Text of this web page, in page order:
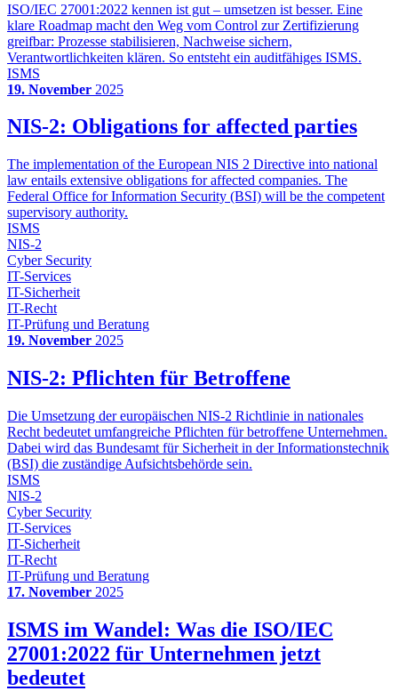
ISO/IEC 27001:2022 kennen ist gut – umsetzen ist besser. Eine
klare Roadmap macht den Weg vom Control zur Zertifizierung
greifbar: Prozesse stabilisieren, Nachweise sichern,
Verantwortlichkeiten klären. So entsteht ein auditfähiges ISMS.
ISMS
19. November 2025
NIS-2: Obligations for affected parties
The implementation of the European NIS 2 Directive into national
law entails extensive obligations for affected companies. The
Federal Office for Information Security (BSI) will be the competent
supervisory authority.
ISMS
NIS-2
Cyber Security
IT-Services
IT-Sicherheit
IT-Recht
IT-Prüfung und Beratung
19. November 2025
NIS-2: Pflichten für Betroffene
Die Umsetzung der europäischen NIS-2 Richtlinie in nationales
Recht bedeutet umfangreiche Pflichten für betroffene Unternehmen.
Dabei wird das Bundesamt für Sicherheit in der Informationstechnik
(BSI) die zuständige Aufsichtsbehörde sein.
ISMS
NIS-2
Cyber Security
IT-Services
IT-Sicherheit
IT-Recht
IT-Prüfung und Beratung
17. November 2025
ISMS im Wandel: Was die ISO/IEC
27001:2022 für Unternehmen jetzt
bedeutet